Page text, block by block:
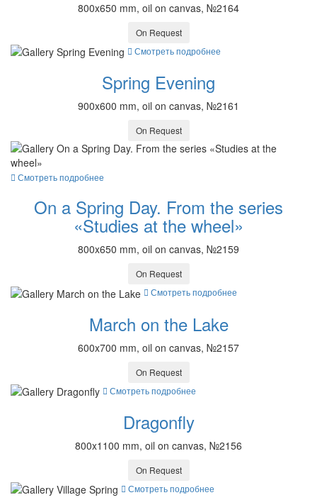
800x650 mm, oil on canvas, №2164
On Request
Смотреть подробнее
Spring Evening
900x600 mm, oil on canvas, №2161
On Request
Смотреть подробнее
On a Spring Day. From the series
«Studies at the wheel»
800x650 mm, oil on canvas, №2159
On Request
Смотреть подробнее
March on the Lake
600x700 mm, oil on canvas, №2157
On Request
Смотреть подробнее
Dragonfly
800x1100 mm, oil on canvas, №2156
On Request
Смотреть подробнее